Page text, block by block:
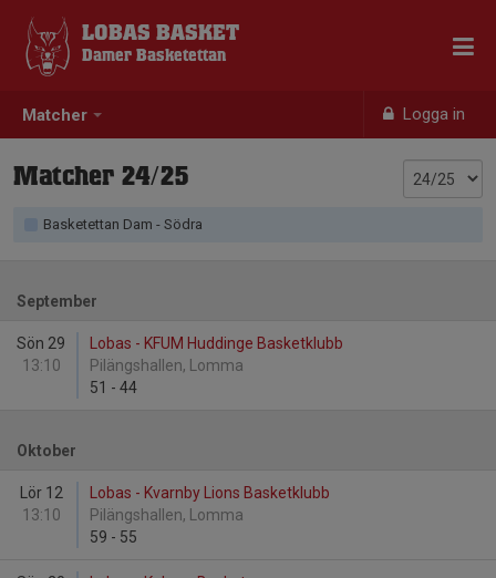
Matcher Logga in
LOBAS BASKET
Damer Basketettan
Matcher 24/25
Basketettan Dam - Södra
September
Sön 29
13:10
Lobas - KFUM Huddinge Basketklubb
Pilängshallen, Lomma
51 - 44
Oktober
Lör 12
13:10
Lobas - Kvarnby Lions Basketklubb
Pilängshallen, Lomma
59 - 55